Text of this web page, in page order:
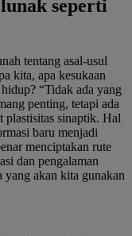
seperti
tentang asal-usul
kita, apa kesukaan
“Tidak ada yang
penting, tetapi ada
plastisitas sinaptik. Hal
baru menjadi
menciptakan rute
dan pengalaman
yang akan kita gunakan